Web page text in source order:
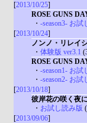
[2013/10/25]
ROSE GUNS
・ -season3- お
[2013/10/24]
ノンノ・リレイ
・ 体験版 ver3.1
ROSE GUNS
・ -season1- お
・ -season2- お試
[2013/10/18]
彼岸花の咲く夜
・ お試し読み版
[2013/09/06]